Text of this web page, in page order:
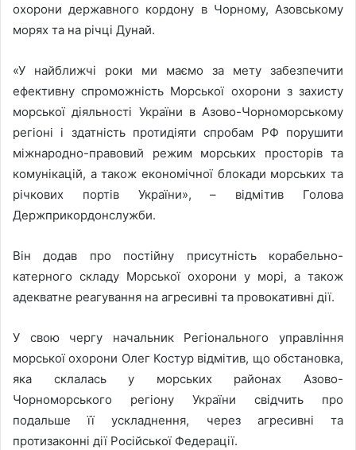
охорони державного кордону в Чорному, Азовському
морях та на річці Дунай.
«У найближчі роки ми маємо за мету забезпечити
ефективну спроможність Морської охорони з захисту
морської діяльності України в Азово-Чорноморському
регіоні і здатність протидіяти спробам РФ порушити
міжнародно-правовий режим морських просторів та
комунікацій, а також економічної блокади морських та
річкових портів України», – відмітив Голова
Держприкордонслужби.
Він додав про постійну присутність корабельно-
катерного складу Морської охорони у морі, а також
адекватне реагування на агресивні та провокативні дії.
У свою чергу начальник Регіонального управління
морської охорони Олег Костур відмітив, що обстановка,
яка склалась у морських районах Азово-
Чорноморського регіону України свідчить про
подальше її ускладнення, через агресивні та
протизаконні дії Російської Федерації.